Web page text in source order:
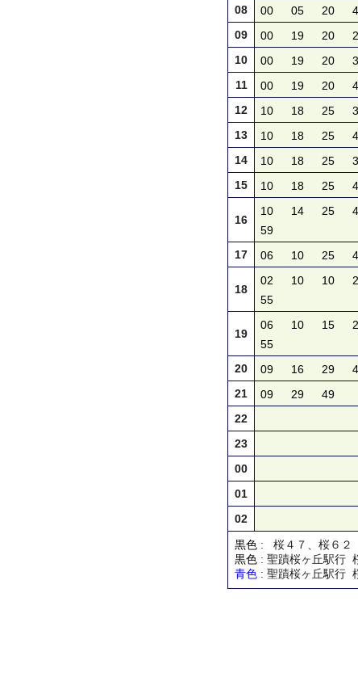
08 00 05 20
09
00 19 20
10
00 19 20
11
00 19 20
12
10 18 25
13
10 18 25
14
10 18 25
15
10 18 25
16
10 14 25
59
17 06 10 25
18
02 10 10
55
19
06 10 15
55
20 09 16 29
21
09 29 49
22
23
00
01
02
黒色 : 桜４７、桜６２
黒色 : 聖蹟桜ヶ丘駅行
青色 : 聖蹟桜ヶ丘駅行